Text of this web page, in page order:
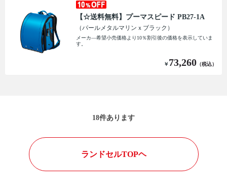
【☆送料無料】プーマスピード PB27-1A
（パールメタルマリンｘブラック）
メーカ―希望小売価格より10％割引後の価格を表示していま
す。
￥ 73,260 （税込）
18件あります
ランドセルTOPヘ